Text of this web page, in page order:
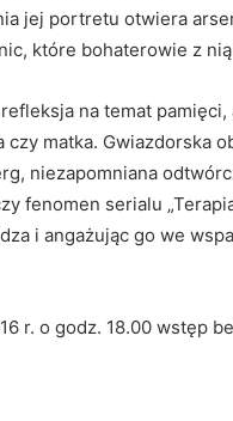
jej portretu otwiera
które bohaterowie z
na temat
matka. Gwiazdorska
niezapomniana
fenomen serialu
i angażując go we
r. o godz. 18.00 wstęp